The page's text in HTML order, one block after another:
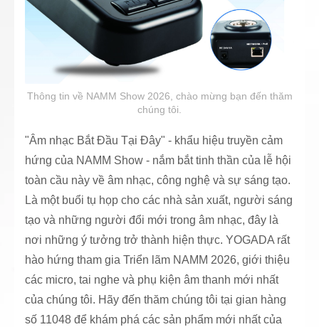
Thông tin về NAMM Show 2026, chào mừng bạn đến thăm
chúng tôi.
"Âm nhạc Bắt Đầu Tại Đây" - khẩu hiệu truyền cảm
hứng của NAMM Show - nắm bắt tinh thần của lễ hội
toàn cầu này về âm nhạc, công nghệ và sự sáng tạo.
Là một buổi tụ họp cho các nhà sản xuất, người sáng
tạo và những người đổi mới trong âm nhạc, đây là
nơi những ý tưởng trở thành hiện thực. YOGADA rất
hào hứng tham gia Triển lãm NAMM 2026, giới thiệu
các micro, tai nghe và phụ kiện âm thanh mới nhất
của chúng tôi. Hãy đến thăm chúng tôi tại gian hàng
số 11048 để khám phá các sản phẩm mới nhất của